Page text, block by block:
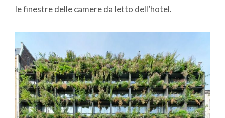
le finestre delle camere da letto dell’hotel.